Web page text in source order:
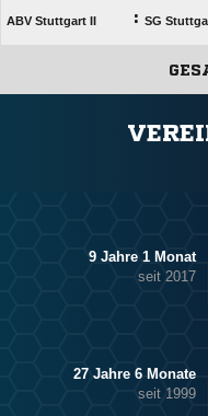
ABV Stuttgart II : SG
9 Jahre 1 Monat
seit 2017
27 Jahre 6 Monate
seit 1999